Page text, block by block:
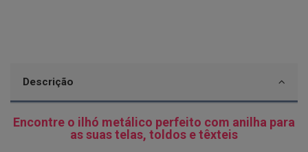
Descrição
Encontre o ilhó metálico perfeito com anilha para
as suas telas, toldos e têxteis